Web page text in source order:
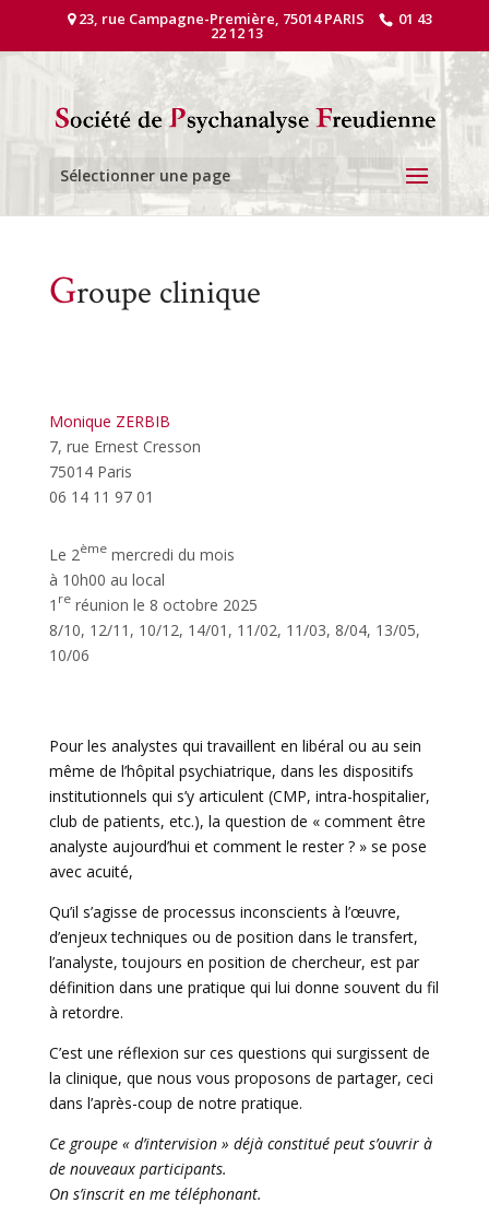
23, rue Campagne-Première, 75014 PARIS 01 43
22 12 13
Sélectionner une page
Groupe clinique
Monique ZERBIB
7, rue Ernest Cresson
75014 Paris
06 14 11 97 01
Le 2èmemercredi du mois
à 10h00 au local
1 reréunion le 8 octobre 2025
8/10, 12/11, 10/12, 14/01, 11/02, 11/03, 8/04, 13/05,
10/06
Pour les analystes qui travaillent en libéral ou au sein
même de l’hôpital psychiatrique, dans les dispositifs
institutionnels qui s’y articulent (CMP, intra-hospitalier,
club de patients, etc.), la question de « comment être
analyste aujourd’hui et comment le rester ? » se pose
avec acuité,
Qu’il s’agisse de processus inconscients à l’œuvre,
d’enjeux techniques ou de position dans le transfert,
l’analyste, toujours en position de chercheur, est par
définition dans une pratique qui lui donne souvent du fil
à retordre.
C’est une réflexion sur ces questions qui surgissent de
la clinique, que nous vous proposons de partager, ceci
dans l’après-coup de notre pratique.
Ce groupe « d’intervision » déjà constitué peut s’ouvrir à
de nouveaux participants.
On s’inscrit en me téléphonant.